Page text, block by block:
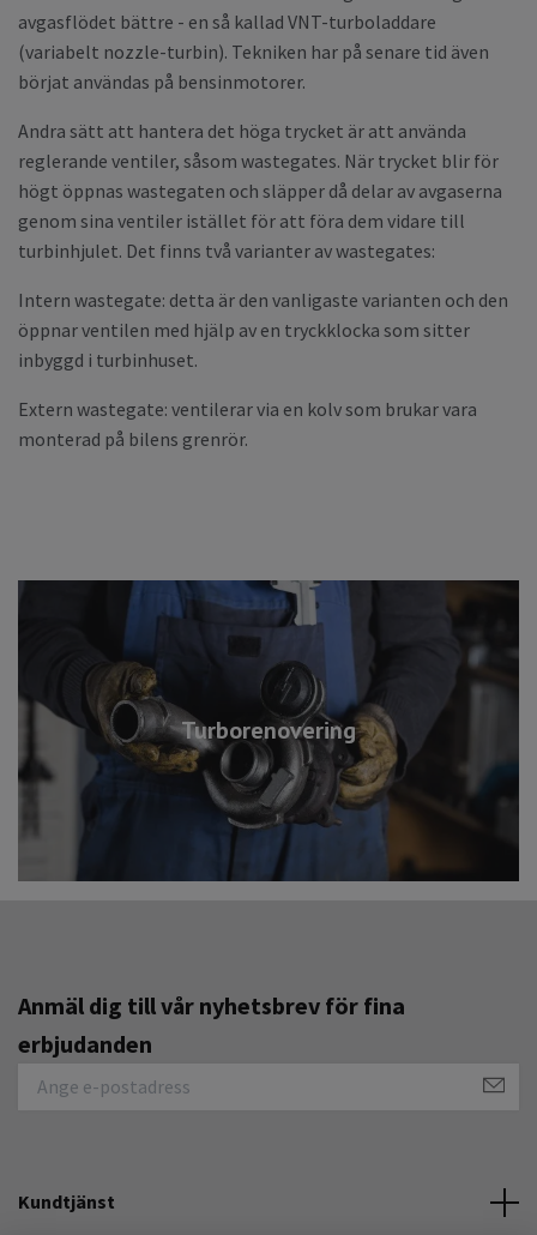
Turborenovering
avgasflödet bättre - en så kallad VNT-turboladdare
(variabelt nozzle-turbin). Tekniken har på senare tid även
börjat användas på bensinmotorer.
Andra sätt att hantera det höga trycket är att använda
reglerande ventiler, såsom wastegates. När trycket blir för
högt öppnas wastegaten och släpper då delar av avgaserna
genom sina ventiler istället för att föra dem vidare till
turbinhjulet. Det finns två varianter av wastegates:
Intern wastegate: detta är den vanligaste varianten och den
öppnar ventilen med hjälp av en tryckklocka som sitter
inbyggd i turbinhuset.
Extern wastegate: ventilerar via en kolv som brukar vara
monterad på bilens grenrör.
Anmäl dig till vår nyhetsbrev för fina
erbjudanden
Kundtjänst